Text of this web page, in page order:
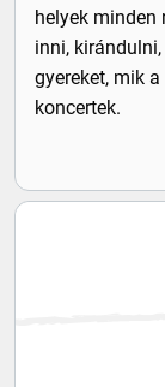
helyek minden
inni,
gyereket, mik
koncertek.